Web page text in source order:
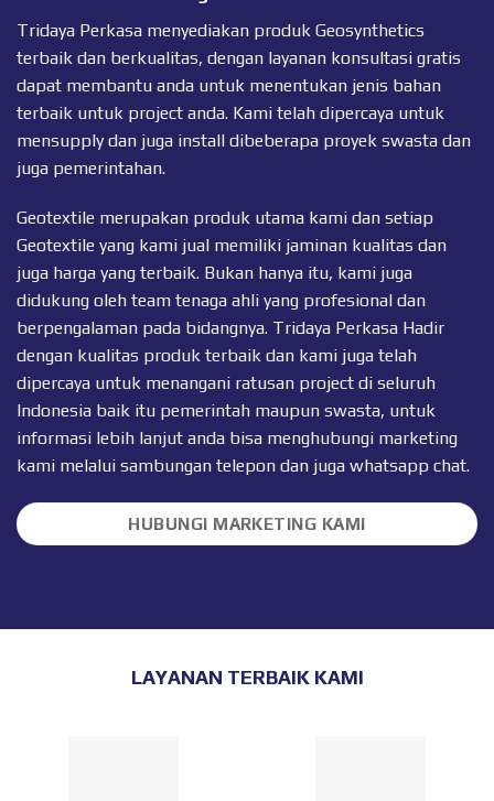
Tridaya Perkasa menyediakan produk Geosynthetics
terbaik dan berkualitas, dengan layanan konsultasi gratis
dapat membantu anda untuk menentukan jenis bahan
terbaik untuk project anda. Kami telah dipercaya untuk
mensupply dan juga install dibeberapa proyek swasta dan
juga pemerintahan.
Geotextile merupakan produk utama kami dan setiap
Geotextile yang kami jual memiliki jaminan kualitas dan
juga harga yang terbaik. Bukan hanya itu, kami juga
didukung oleh team tenaga ahli yang profesional dan
berpengalaman pada bidangnya. Tridaya Perkasa Hadir
dengan kualitas produk terbaik dan kami juga telah
dipercaya untuk menangani ratusan project di seluruh
Indonesia baik itu pemerintah maupun swasta, untuk
informasi lebih lanjut anda bisa menghubungi marketing
kami melalui sambungan telepon dan juga whatsapp chat.
HUBUNGI MARKETING KAMI
LAYANAN TERBAIK KAMI